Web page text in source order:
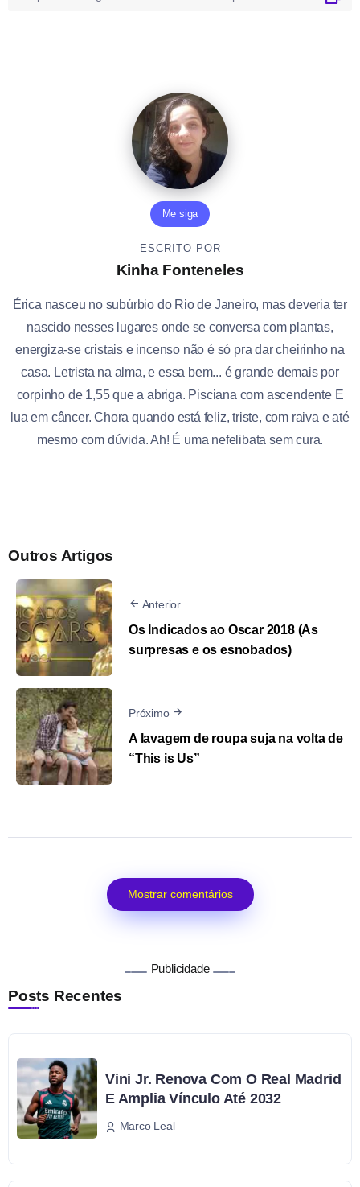
Me siga
ESCRITO POR
Kinha Fonteneles
Érica nasceu no subúrbio do Rio de Janeiro, mas deveria ter
nascido nesses lugares onde se conversa com plantas,
energiza-se cristais e incenso não é só pra dar cheirinho na
casa. Letrista na alma, e essa bem... é grande demais por
corpinho de 1,55 que a abriga. Pisciana com ascendente E
lua em câncer. Chora quando está feliz, triste, com raiva e até
mesmo com dúvida. Ah! É uma nefelibata sem cura.
Outros Artigos
Anterior
Os Indicados ao Oscar 2018 (As
surpresas e os esnobados)
Próximo
A lavagem de roupa suja na volta de
“This is Us”
Mostrar comentários
Publicidade
Posts Recentes
Vini Jr. Renova Com O Real Madrid
E Amplia Vínculo Até 2032
Marco Leal